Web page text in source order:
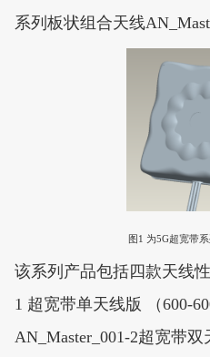
系列板状组合天线
图1 为5G超宽带
该系列产品包括四款天线
1 超宽带单天线版 （600-
AN_Master_001-2超宽带双